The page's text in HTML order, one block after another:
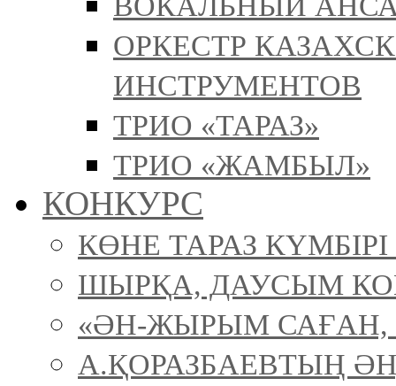
ОРКЕСТР
ИНСТРУМЕНТОВ
ТРИО «ТАРАЗ»
ТРИО «ЖАМБЫЛ»
КОНКУРС
КӨНЕ ТАРАЗ
ШЫРҚА, ДАУСЫМ
«ӘН-ЖЫРЫМ САҒАН,
А.ҚОРАЗБАЕВТЫҢ